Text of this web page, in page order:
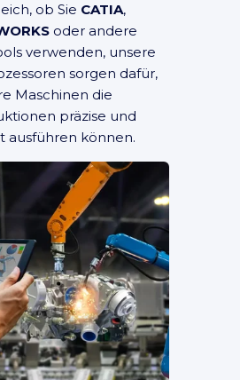
ob Sie CATIA,
oder andere
verwenden, unsere
sorgen dafür,
Maschinen die
präzise und
ausführen können.